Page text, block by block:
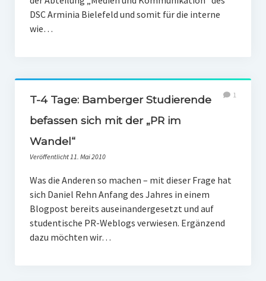
DSC Arminia Bielefeld und somit für die interne
wie…
T-4 Tage: Bamberger Studierende
befassen sich mit der „PR im
Wandel“
Veröffentlicht 11. Mai 2010
1
Was die Anderen so machen – mit dieser Frage hat
sich Daniel Rehn Anfang des Jahres in einem
Blogpost bereits auseinandergesetzt und auf
studentische PR-Weblogs verwiesen. Ergänzend
dazu möchten wir…